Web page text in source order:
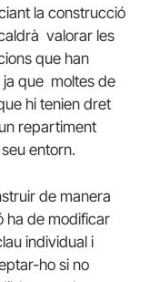
la construcció
valorar les
que han
que moltes de
hi tenien dret
repartiment
entorn.
de manera
ha de modificar
individual i
ho si no